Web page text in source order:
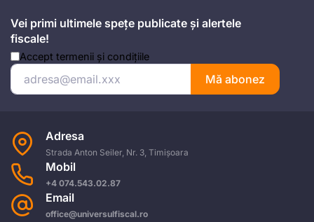
Vei primi ultimele spețe publicate și alertele
fiscale!
Accept termenii și condițiile
Mă abonez
Adresa
Strada Anton Seiler, Nr. 3, Timișoara
Mobil
+4 074.543.02.87
Email
office@universulfiscal.ro